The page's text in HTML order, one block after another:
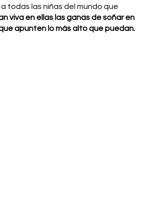
todas las niñas del mundo que
viva en ellas las ganas de soñar en
apunten lo más alto que puedan.